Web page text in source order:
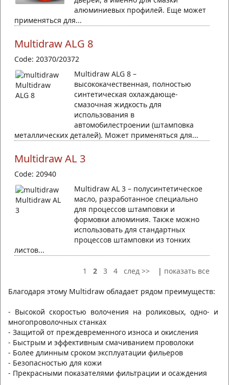
алюминиевых профилей. Еще может
применяться для...
Multidraw ALG 8
Code: 20370/20372
Multidraw ALG 8 –
высококачественная, полностью
синтетическая охлаждающе-
смазочная жидкость для
использования в
автомобилестроении (штамповка
металлических деталей). Может применяться для...
Multidraw AL 3
Code: 20940
Multidraw AL 3 – полусинтетическое
масло, разработанное специально
для процессов штамповки и
формовки алюминия. Также можно
использовать для стандартных
процессов штамповки из тонких
листов...
1 2 3 4 след >> | показать все
Благодаря этому Multidraw обладает рядом преимуществ:
- Высокой скоростью волочения на роликовых, одно- и
многопроволочных станках
- Защитой от преждевременного износа и окисления
- Быстрым и эффективным смачиванием проволоки
- Более длинным сроком эксплуатации фильеров
- Безопасностью для кожи
- Прекрасными показателями фильтрации и осаждения